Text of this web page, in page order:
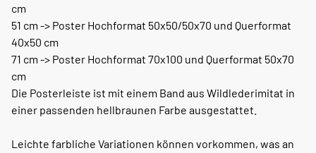
cm
51 cm -> Poster Hochformat 50x50/50x70 und Querformat
40x50 cm
71 cm -> Poster Hochformat 70x100 und Querformat 50x70
cm
Die Posterleiste ist mit einem Band aus Wildlederimitat in
einer passenden hellbraunen Farbe ausgestattet.
Leichte farbliche Variationen können vorkommen, was an